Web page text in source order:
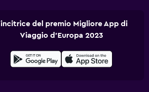
del premio Migliore App di
Viaggio d'Europa 2023